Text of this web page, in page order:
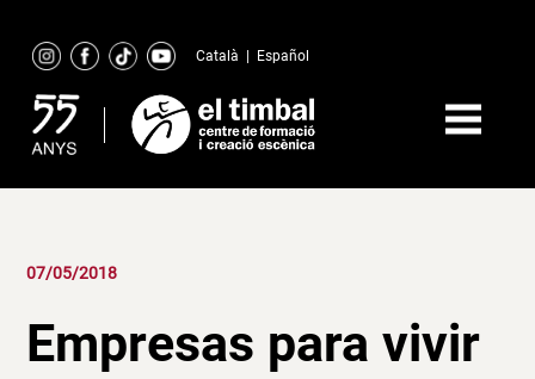
content
Català Español
07/05/2018
Empresas para vivir